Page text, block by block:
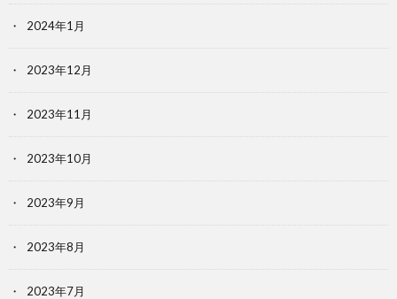
2024年1月
2023年12月
2023年11月
2023年10月
2023年9月
2023年8月
2023年7月